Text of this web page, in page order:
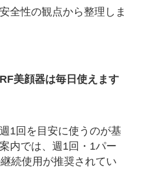
全性の観点から整理しま
美顔器は毎日使えます
1回を目安に使うのが基
内では、週1回・1パー
続使用が推奨されてい